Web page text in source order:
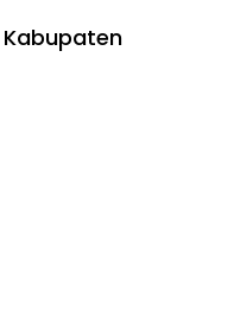
Kabupaten